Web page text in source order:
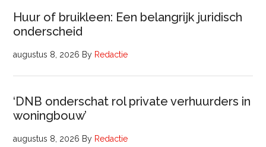
Huur of bruikleen: Een belangrijk juridisch
onderscheid
augustus 8, 2026 By Redactie
‘DNB onderschat rol private verhuurders in
woningbouw’
augustus 8, 2026 By Redactie